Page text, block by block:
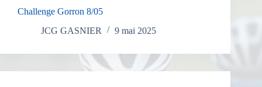
Challenge Gorron 8/05
JCG GASNIER
9 mai 2025